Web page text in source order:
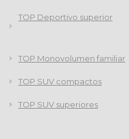
TOP Deportivo superior
TOP Monovolumen familiar
TOP SUV compactos
TOP SUV superiores